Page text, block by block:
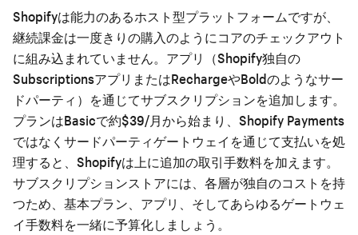
Shopifyは能力のあるホスト型プラットフォームですが、
継続課金は一度きりの購入のようにコアのチェックアウト
に組み込まれていません。アプリ（Shopify独自の
SubscriptionsアプリまたはRechargeやBoldのようなサー
ドパーティ）を通じてサブスクリプションを追加します。
プランはBasicで約$39/月から始まり、Shopify Payments
ではなくサードパーティゲートウェイを通じて支払いを処
理すると、Shopifyは上に追加の取引手数料を加えます。
サブスクリプションストアには、各層が独自のコストを持
つため、基本プラン、アプリ、そしてあらゆるゲートウェ
イ手数料を一緒に予算化しましょう。